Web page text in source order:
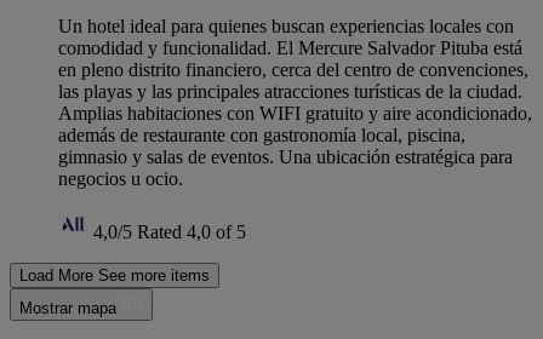
Un hotel ideal para quienes buscan experiencias locales con
comodidad y funcionalidad. El Mercure Salvador Pituba está
en pleno distrito financiero, cerca del centro de convenciones,
las playas y las principales atracciones turísticas de la ciudad.
Amplias habitaciones con WIFI gratuito y aire acondicionado,
además de restaurante con gastronomía local, piscina,
gimnasio y salas de eventos. Una ubicación estratégica para
negocios u ocio.
4,0/5 Rated 4,0 of 5
Load More See more items
Mostrar mapa